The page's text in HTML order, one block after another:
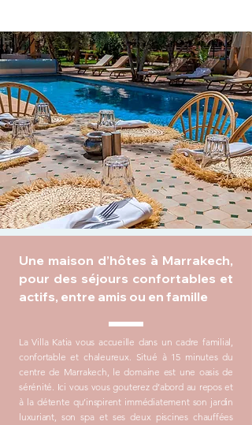
Would fully recommend a stay here for an
adults escape or family holiday.
We will return!
Sally Lewis
Une maison d’hôtes à Marrakech,
pour des séjours confortables et
actifs, entre amis ou en famille
La Villa Katia vous accueille dans un cadre familial,
confortable et chaleureux. Situé à 15 minutes du
centre de Marrakech, le domaine est une oasis de
sérénité. Ici vous vous gouterez d’abord au repos et
à la détente qu’inspirent immédiatement son jardin
luxuriant, son spa et ses deux piscines chauffées